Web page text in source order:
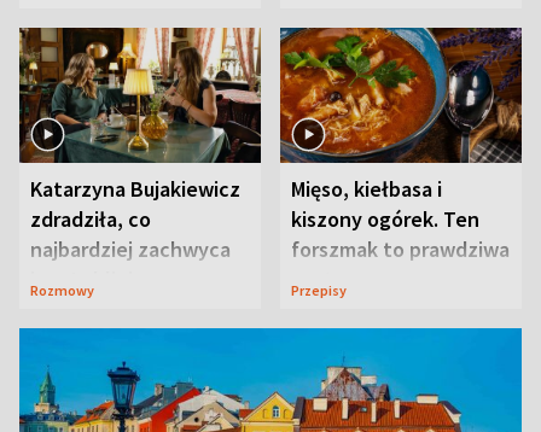
Katarzyna Bujakiewicz
zdradziła, co
najbardziej zachwyca
ją w Lublinie
Rozmowy
Mięso, kiełbasa i
kiszony ogórek. Ten
forszmak to prawdziwa
uczta
Przepisy